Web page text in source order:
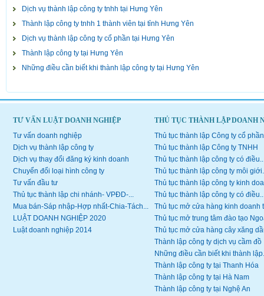
Dịch vụ thành lập công ty tnhh tại Hưng Yên
Thành lập công ty tnhh 1 thành viên tại tỉnh Hưng Yên
Dịch vụ thành lập công ty cổ phần tại Hưng Yên
Thành lập công ty tại Hưng Yên
Những điều cần biết khi thành lập công ty tại Hưng Yên
TƯ VẤN LUẬT DOANH NGHIỆP
Tư vấn doanh nghiệp
Dịch vụ thành lập công ty
Dịch vụ thay đổi đăng ký kinh doanh
Chuyển đổi loại hình công ty
Tư vấn đầu tư
Thủ tục thành lập chi nhánh- VPĐD-...
Mua bán-Sáp nhập-Hợp nhất-Chia-Tách...
LUẬT DOANH NGHIỆP 2020
Luật doanh nghiệp 2014
THỦ TỤC THÀNH LẬP DOANH
Thủ tục thành lập Công ty cổ phần
Thủ tục thành lập Công ty TNHH
Thủ tục thành lập công ty có
Thủ tục thành lập công ty môi
Thủ tục thành lập công ty kinh
Thủ tục thành lập công ty có
Thủ tục mở cửa hàng kinh doanh
Thủ tục mở trung tâm đào tạo
Thủ tục mở cửa hàng cây xăng
Thành lập công ty dịch vụ cầm đồ
Những điều cần biết khi thành
Thành lập công ty tại Thanh Hóa
Thành lập công ty tại Hà Nam
Thành lập công ty tại Nghệ An